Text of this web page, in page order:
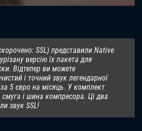
SSL) представили Native
версію їх пакета для
Відтепер ви можете
і точний звук легендарної
5 євро на місяць. У комплект
і шина компресора. Ці два
звук SSL!